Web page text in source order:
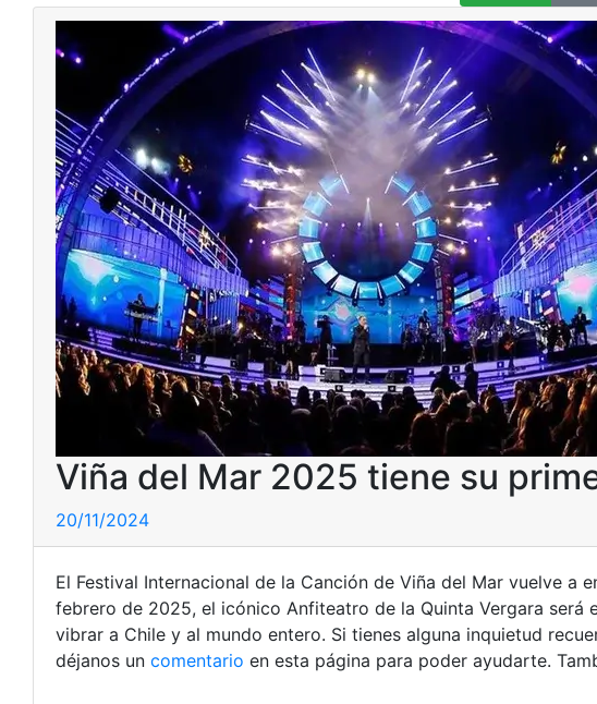
Viña del Mar 2025 tiene su
20/11/2024
El Festival Internacional de la Canción de Viña del Mar vuelve a
febrero de 2025, el icónico Anfiteatro de la Quinta Vergara
vibrar a Chile y al mundo entero. Si tienes alguna inquietud
déjanos un comentario en esta página para poder ayudarte.